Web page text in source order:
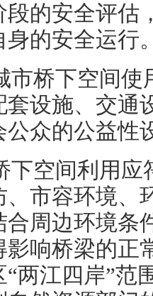
的安全评估
的安全运行
市桥下空间使
套设施、交通
公众的公益性
下空间利用应
、市容环境、
合周边环境条
影响桥梁的正
两江四岸”范